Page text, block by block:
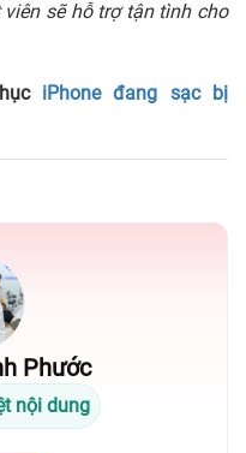
sẽ hỗ trợ tận tình cho
iPhone đang sạc bị
Phước
nội dung